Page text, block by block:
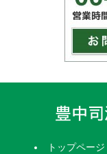
トップページ